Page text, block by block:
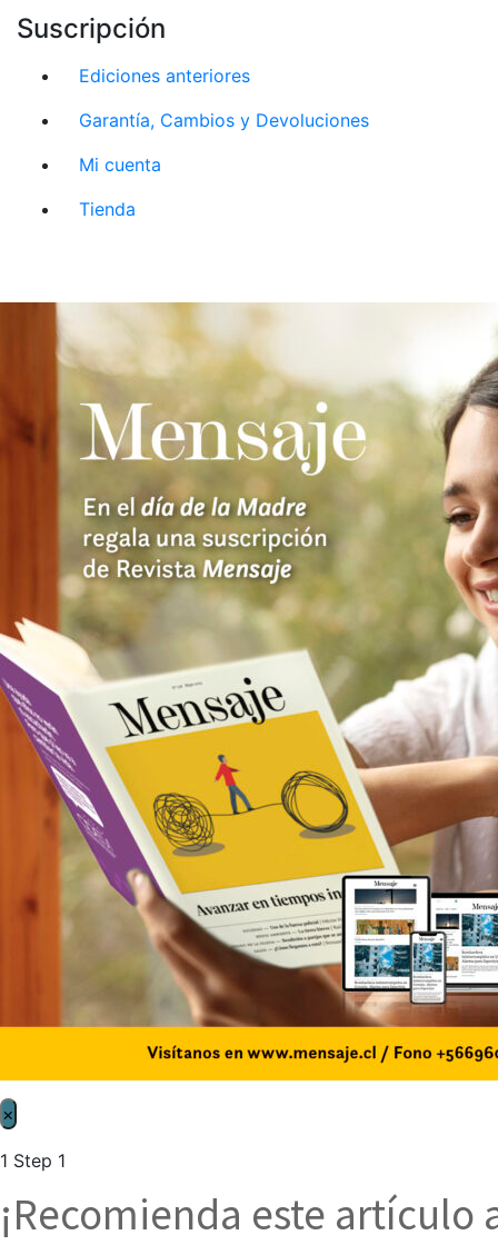
Suscripción
Ediciones anteriores
Garantía, Cambios y Devoluciones
Mi cuenta
Tienda
×
1 Step 1
¡Recomienda este artículo